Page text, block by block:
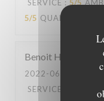
SERVICE : 5/5
5/5 QUALITÉ / PRIX
Benoit H
2022-06-03
SERVICE